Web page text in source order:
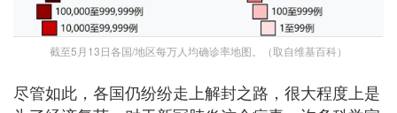
截至5月13日各国/地区每万人均确诊率地图。（取自维基百科）
尽管如此，各国仍纷纷走上解封之路，很大程度上是